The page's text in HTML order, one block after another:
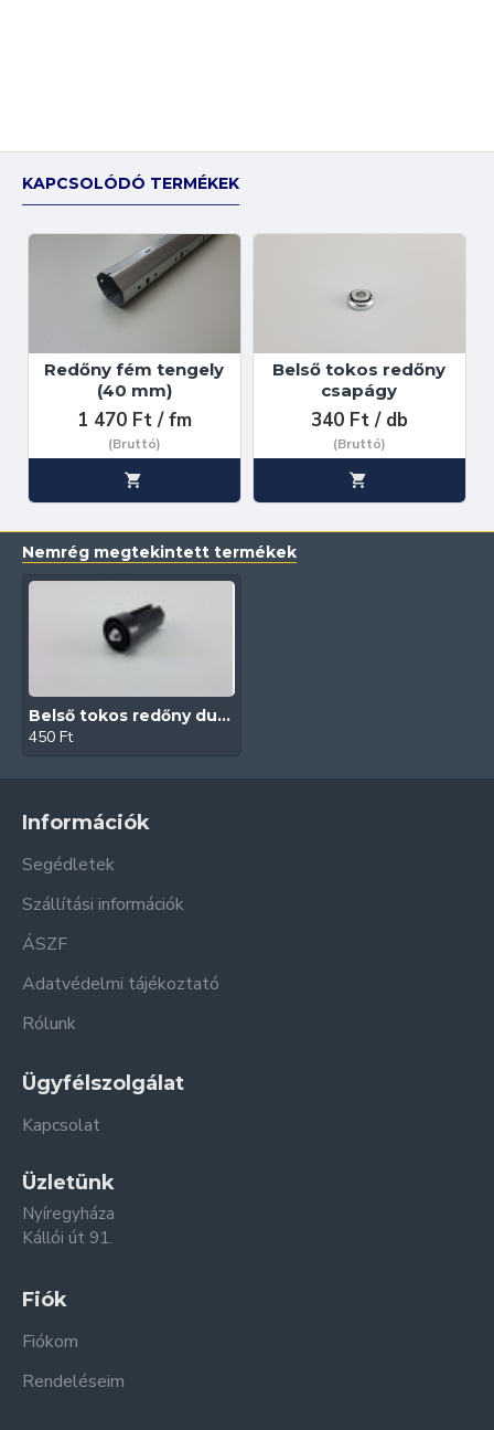
KAPCSOLÓDÓ TERMÉKEK
Redőny fém tengely
(40 mm)
1 470 Ft / fm
(Bruttó)
Belső tokos redőny
csapágy
340 Ft / db
(Bruttó)
Nemrég megtekintett termékek
Belső tokos redőny dugó (40-es tengelyhez)
450 Ft
Információk
Segédletek
Szállítási információk
ÁSZF
Adatvédelmi tájékoztató
Rólunk
Ügyfélszolgálat
Kapcsolat
Üzletünk
Nyíregyháza
Kállói út 91.
Fiók
Fiókom
Rendeléseim